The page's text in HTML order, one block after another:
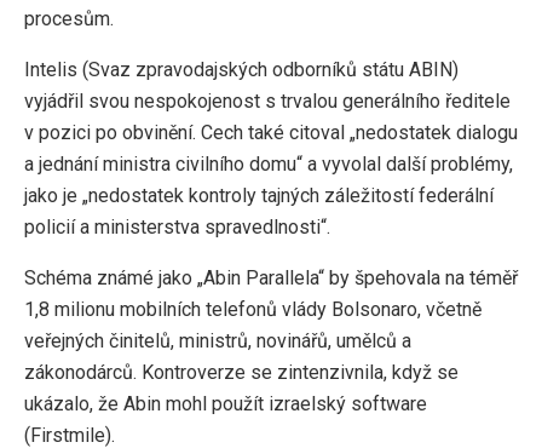
procesům.
Intelis (Svaz zpravodajských odborníků státu ABIN)
vyjádřil svou nespokojenost s trvalou generálního ředitele
v pozici po obvinění. Cech také citoval „nedostatek dialogu
a jednání ministra civilního domu“ a vyvolal další problémy,
jako je „nedostatek kontroly tajných záležitostí federální
policií a ministerstva spravedlnosti“.
Schéma známé jako „Abin Parallela“ by špehovala na téměř
1,8 milionu mobilních telefonů vlády Bolsonaro, včetně
veřejných činitelů, ministrů, novinářů, umělců a
zákonodárců. Kontroverze se zintenzivnila, když se
ukázalo, že Abin mohl použít izraelský software
(Firstmile).